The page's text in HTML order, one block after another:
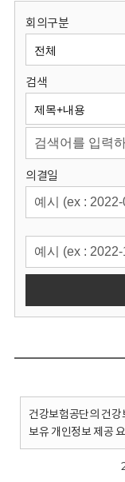
회의구분
검색
의결일
건강보험공단의 건
보유 개인정보 제공